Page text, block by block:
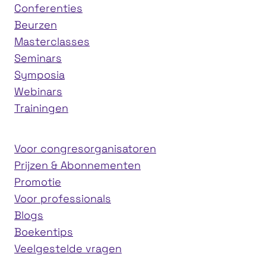
Conferenties
Beurzen
Masterclasses
Seminars
Symposia
Webinars
Trainingen
Voor congresorganisatoren
Prijzen & Abonnementen
Promotie
Voor professionals
Blogs
Boekentips
Veelgestelde vragen